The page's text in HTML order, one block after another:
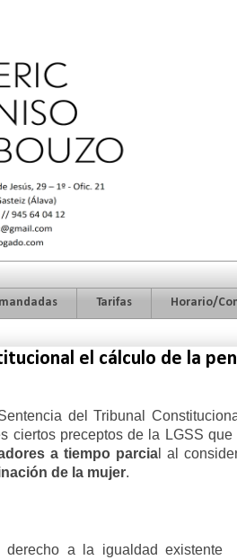
Tarifas Horario/
el cálculo de la
del Tribunal
ciertos preceptos de la LGSS
a tiempo parcia l al
de la mujer.
derecho a la igualdad existente